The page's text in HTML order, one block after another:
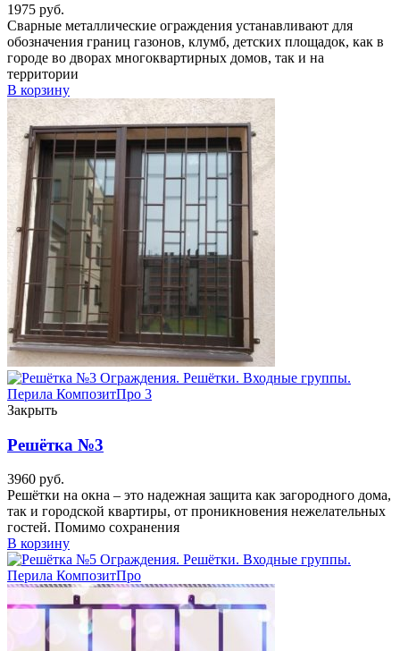
1975 руб.
Сварные металлические ограждения устанавливают для
обозначения границ газонов, клумб, детских площадок, как в
городе во дворах многоквартирных домов, так и на
территории
В корзину
Закрыть
Решётка №3
3960 руб.
Решётки на окна – это надежная защита как загородного дома,
так и городской квартиры, от проникновения нежелательных
гостей. Помимо сохранения
В корзину